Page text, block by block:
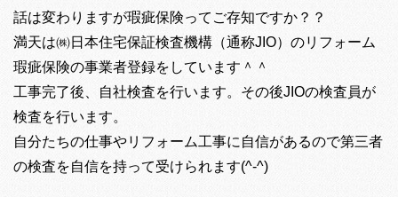
話は変わりますが瑕疵保険ってご存知ですか？？
満天は㈱日本住宅保証検査機構（通称JIO）のリフォーム
瑕疵保険の事業者登録をしています＾＾
工事完了後、自社検査を行います。その後JIOの検査員が
検査を行います。
自分たちの仕事やリフォーム工事に自信があるので第三者
の検査を自信を持って受けられます(^-^)